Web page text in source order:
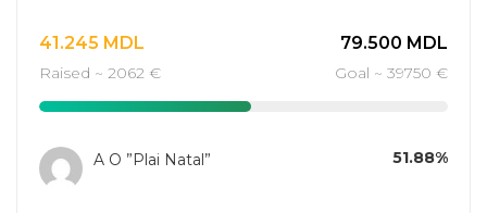
41.245 MDL
Raised ~ 2062 €
79.500 MDL
Goal ~ 39750 €
A O ”Plai Natal” 51.88%